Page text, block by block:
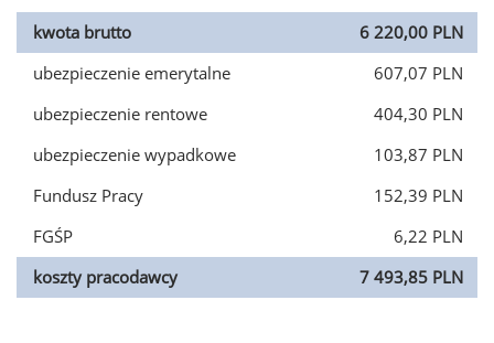
kwota brutto
6 220,00 PLN
ubezpieczenie emerytalne
607,07 PLN
ubezpieczenie rentowe
404,30 PLN
ubezpieczenie wypadkowe
103,87 PLN
Fundusz Pracy
152,39 PLN
FGŚP
6,22 PLN
koszty pracodawcy
7 493,85 PLN